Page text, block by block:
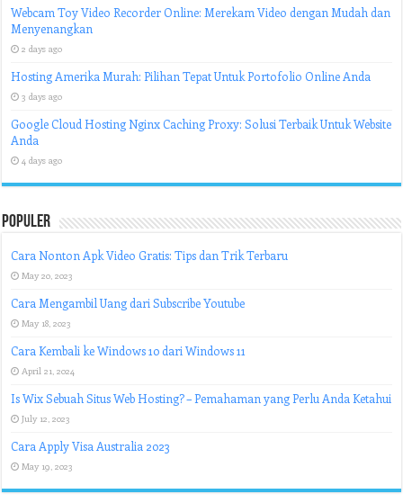
Webcam Toy Video Recorder Online: Merekam Video dengan Mudah dan
Menyenangkan
2 days ago
Hosting Amerika Murah: Pilihan Tepat Untuk Portofolio Online Anda
3 days ago
Google Cloud Hosting Nginx Caching Proxy: Solusi Terbaik Untuk Website
Anda
4 days ago
Populer
Cara Nonton Apk Video Gratis: Tips dan Trik Terbaru
May 20, 2023
Cara Mengambil Uang dari Subscribe Youtube
May 18, 2023
Cara Kembali ke Windows 10 dari Windows 11
April 21, 2024
Is Wix Sebuah Situs Web Hosting? – Pemahaman yang Perlu Anda Ketahui
July 12, 2023
Cara Apply Visa Australia 2023
May 19, 2023